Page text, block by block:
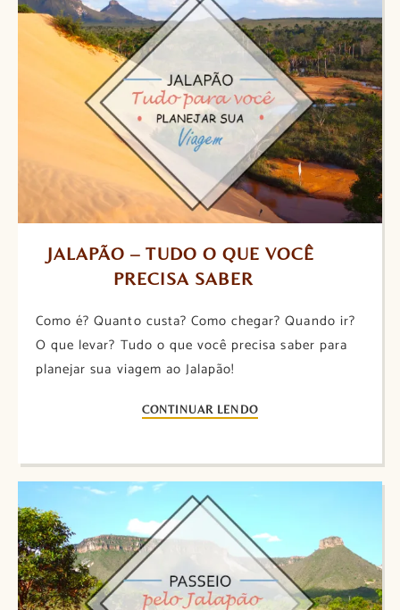
JALAPÃO – TUDO O QUE VOCÊ
PRECISA SABER
Como é? Quanto custa? Como chegar? Quando ir?
O que levar? Tudo o que você precisa saber para
planejar sua viagem ao Jalapão!
CONTINUAR LENDO